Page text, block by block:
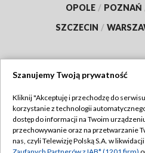
OPOLE / POZNAŃ
SZCZECIN /
Abonament TVP
Emisja w TVP
Szanujemy Twoją prywatność
Kliknij "Akceptuję i przechodzę do
korzystanie z technologii
dostęp do informacji na Twoim
przechowywanie oraz na przetwarzanie
nas, czyli Telewizję Polską S.A. w